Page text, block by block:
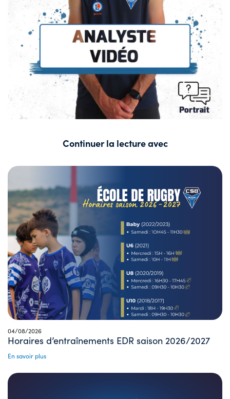
Continuer la lecture avec
04/08/2026
Horaires d’entraînements EDR saison 2026/2027
En savoir plus